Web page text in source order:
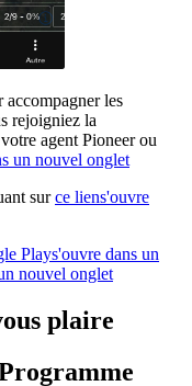
les
rejoigniez la
agent Pioneer ou
un nouvel onglet
surce liens'ouvre
Plays'ouvre dans un
nouvel onglet
plaire